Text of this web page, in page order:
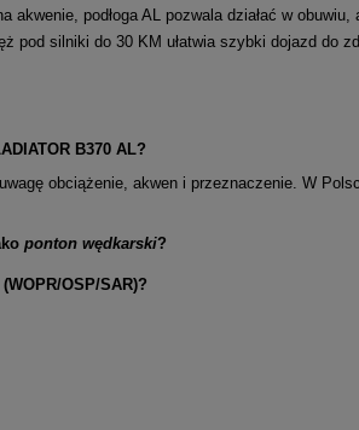
podłoga AL pozwala działać w
pod silniki do 30 KM ułatwia szybki dojazd do
B370 AL?
obciążenie, akwen i przeznaczenie. W
ponton wędkarski?
OSP/SAR)?